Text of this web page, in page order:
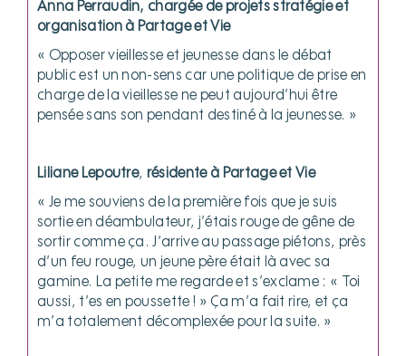
Anna Perraudin, chargée de projets stratégie et
organisation à Partage et Vie
« Opposer vieillesse et jeunesse dans le débat
public est un non-sens car une politique de prise en
charge de la vieillesse ne peut aujourd’hui être
pensée sans son pendant destiné à la jeunesse. »
Liliane Lepoutre, résidente à Partage et Vie
« Je me souviens de la première fois que je suis
sortie en déambulateur, j’étais rouge de gêne de
sortir comme ça. J’arrive au passage piétons, près
d’un feu rouge, un jeune père était là avec sa
gamine. La petite me regarde et s’exclame : « Toi
aussi, t’es en poussette ! » Ça m’a fait rire, et ça
m’a totalement décomplexée pour la suite. »